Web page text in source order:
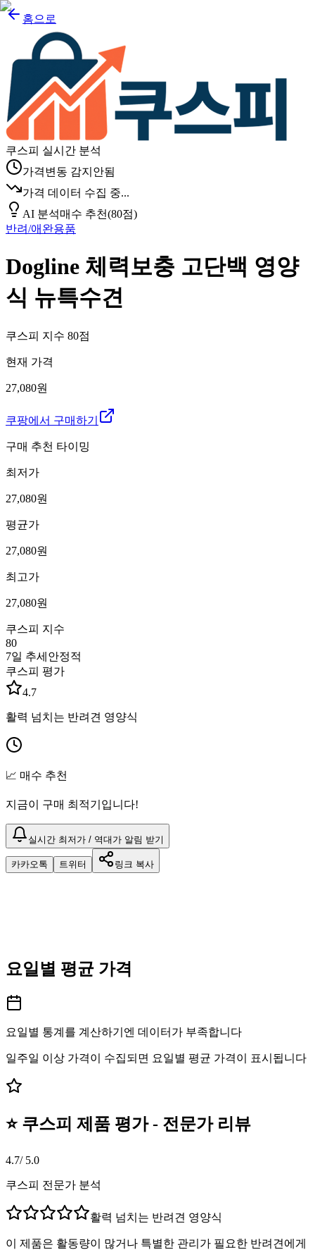
홈으로
쿠스피 실시간 분석
가격변동 감지안됨
가격 데이터 수집 중...
AI 분석매수 추천(80점)
반려/애완용품
Dogline 체력보충 고단백 영양
식 뉴특수견
쿠스피 지수 80점
현재 가격
27,080원
쿠팡에서 구매하기
구매 추천 타이밍
최저가
27,080원
평균가
27,080원
최고가
27,080원
쿠스피 지수
80
7일 추세 안정적
쿠스피 평가
4.7
활력 넘치는 반려견 영양식
📈 매수 추천
지금이 구매 최적기입니다!
실시간 최저가 / 역대가 알림 받기
카카오톡 트위터 링크 복사
요일별 평균 가격
요일별 통계를 계산하기엔 데이터가 부족합니다
일주일 이상 가격이 수집되면 요일별 평균 가격이 표시됩니다
⭐ 쿠스피 제품 평가 - 전문가 리뷰
4.7/ 5.0
쿠스피 전문가 분석
활력 넘치는 반려견 영양식
이 제품은 활동량이 많거나 특별한 관리가 필요한 반려견에게